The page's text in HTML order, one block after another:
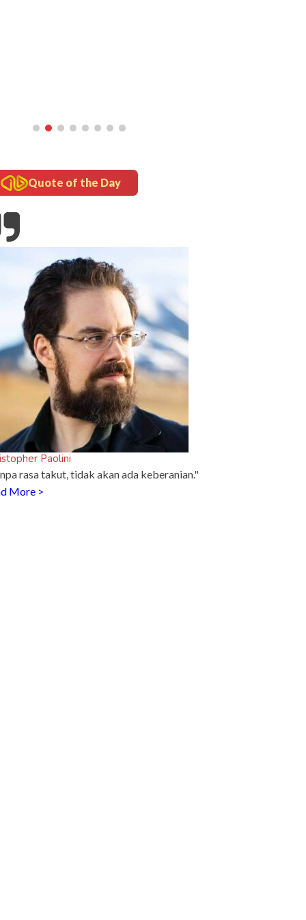
Quote of the Day
Paolini
rasa takut, tidak akan ada keberanian."
More >